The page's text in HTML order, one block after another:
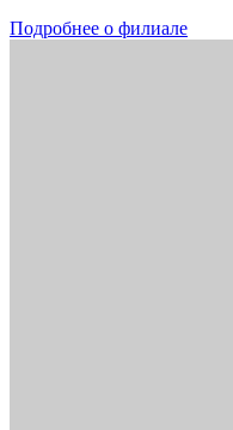
Подробнее о филиале